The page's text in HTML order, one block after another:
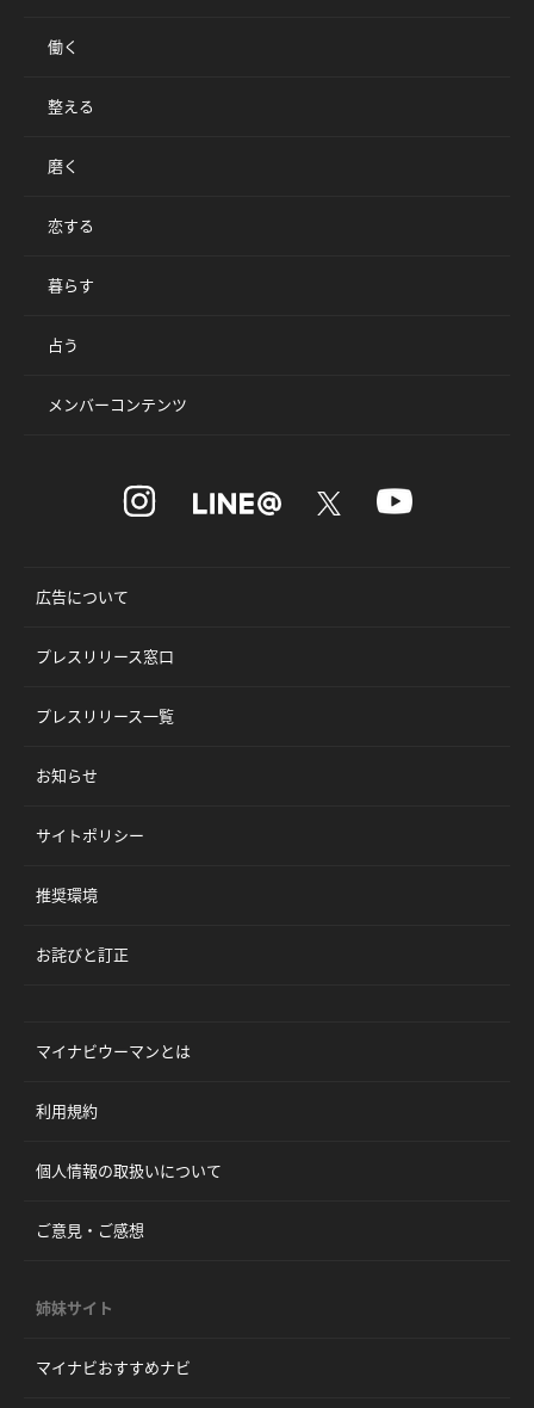
働く
整える
磨く
恋する
暮らす
占う
メンバーコンテンツ
広告について
プレスリリース窓口
プレスリリース一覧
お知らせ
サイトポリシー
推奨環境
お詫びと訂正
マイナビウーマンとは
利用規約
個人情報の取扱いについて
ご意見・ご感想
姉妹サイト
マイナビおすすめナビ